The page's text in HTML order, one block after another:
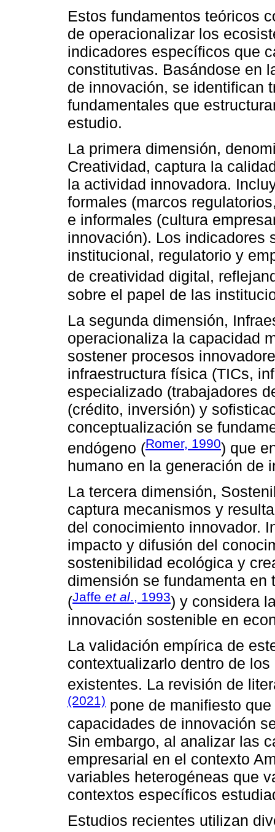
Estos fundamentos teóricos
de operacionalizar los
indicadores específicos que
constitutivas. Basándose en
de innovación, se identifican
fundamentales que
estudio.
La primera dimensión,
Creatividad, captura la
la actividad innovadora.
formales (marcos
e informales (cultura
innovación). Los indicadores
institucional, regulatorio y
de creatividad digital,
sobre el papel de las
La segunda dimensión,
operacionaliza la capacidad
sostener procesos
infraestructura física (TICs,
especializado (trabajadores
(crédito, inversión) y
conceptualización se
endógeno (Romer, 1990) que
humano en la generación de
La tercera dimensión,
captura mecanismos y
del conocimiento innovador.
impacto y difusión del
sostenibilidad ecológica y
dimensión se fundamenta
(Jaffe et al., 1993) y considera
innovación sostenible en
La validación empírica de
contextualizarlo dentro de
existentes. La revisión de
(2021) pone de manifiesto
capacidades de innovación
Sin embargo, al analizar las
empresarial en el contexto
variables heterogéneas que
contextos específicos
Estudios recientes utilizan